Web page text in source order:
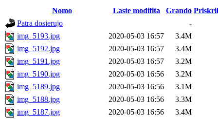
Nomo Laste modifita Grando
Patra dosierujo
-
img_5193.jpg
2020-05-03 16:57
3.4M
img_5192.jpg
2020-05-03 16:57
3.4M
img_5191.jpg
2020-05-03 16:57
3.2M
img_5190.jpg
2020-05-03 16:56
3.2M
img_5189.jpg
2020-05-03 16:56
3.1M
img_5188.jpg
2020-05-03 16:56
3.3M
img_5187.jpg
2020-05-03 16:56
3.4M